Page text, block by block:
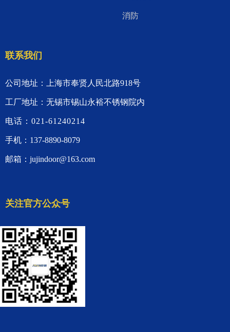
联系我们
公司地址：上海市奉贤人民北路918号
工厂地址：无锡市锡山永裕不锈钢院内
电话：021-61240214
手机：137-8890-8079
邮箱：jujindoor@163.com
关注官方公众号
消防